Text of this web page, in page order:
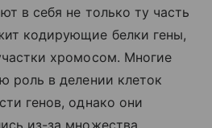
в себя не только ту часть
кодирующие белки гены,
хромосом. Многие
роль в делении клеток
генов, однако они
из-за множества